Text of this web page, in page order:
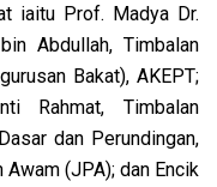
iaitu Prof. Madya Dr.
Abdullah, Timbalan
Bakat), AKEPT;
Rahmat, Timbalan
dan Perundingan,
(JPA); dan Encik